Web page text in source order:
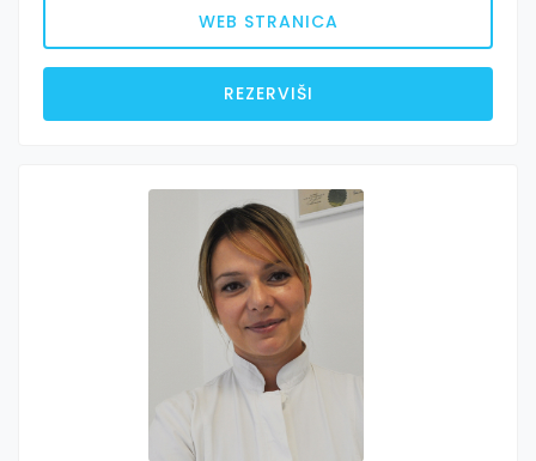
WEB STRANICA
REZERVIŠI